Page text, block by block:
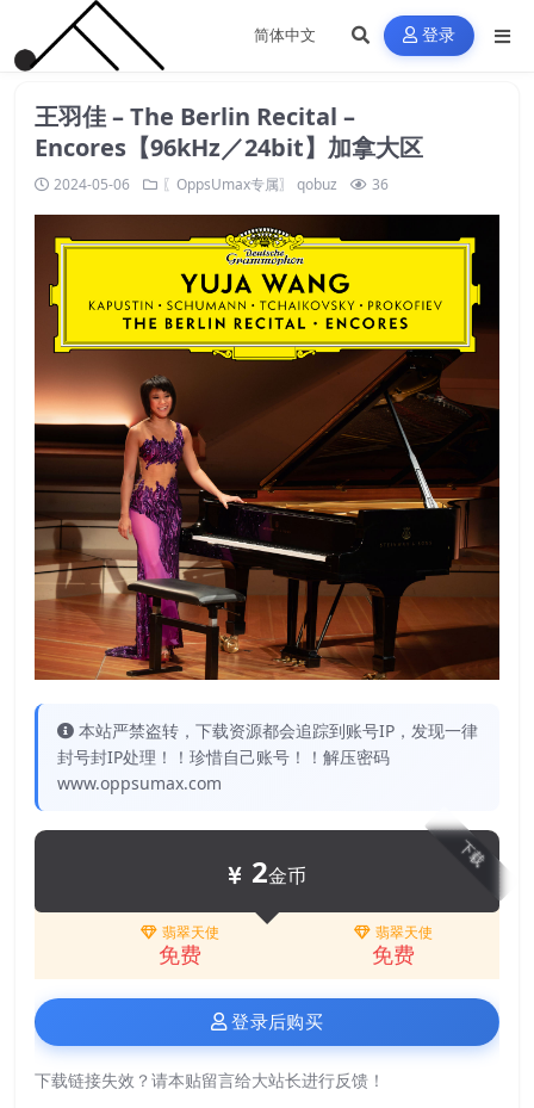
登录
王羽佳 – The Berlin Recital –
Encores【96kHz／24bit】加拿大区
2024-05-06 〖OppsUmax专属〗 qobuz 36
本站严禁盗转，下载资源都会追踪到账号IP，发现一律
封号封IP处理！！珍惜自己账号！！解压密码
www.oppsumax.com
下载
2金币
翡翠天使
免费
翡翠天使
免费
登录后购买
下载链接失效？请本贴留言给大站长进行反馈！